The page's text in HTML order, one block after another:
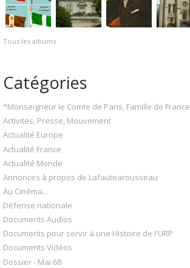
Tous les albums
Catégories
*Monseigneur le Comte de Paris, Famille de France
Activités, Presse, Mouvement
Actualité Europe
Actualité France
Actualité Monde
Annonces à propos de Lafautearousseau
Au Cinéma...
Défense nationale
Documents Audios
Documents pour servir à une Histoire de l'URP
Documents Vidéos
Dossier - Mai 68